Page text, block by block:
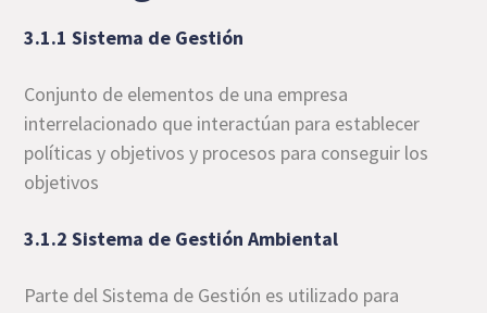
3.1.1 Sistema de Gestión
Conjunto de elementos de una empresa
interrelacionado que interactúan para establecer
políticas y objetivos y procesos para conseguir los
objetivos
3.1.2 Sistema de Gestión Ambiental
Parte del Sistema de Gestión es utilizado para